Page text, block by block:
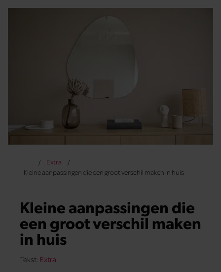
Extra
Kleine aanpassingen die een groot verschil maken in huis
Kleine aanpassingen die
een groot verschil maken
in huis
Tekst: Extra